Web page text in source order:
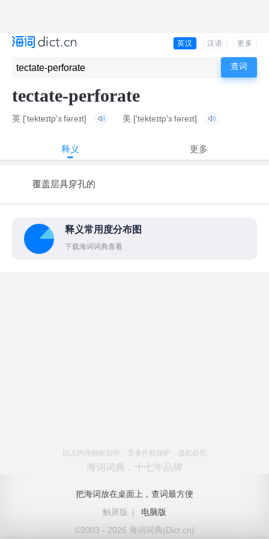
英汉 汉语 更多
tectate-perforate
英 ['tekteɪtp'ɜːfəreɪt] 美 ['tekteɪtp'ɜːfəreɪt]
释义 更多
覆盖层具穿孔的
释义常用度分布图
下载海词词典查看
以上内容独家创作，受著作权保护，侵权必究
海词词典，十七年品牌
把海词放在桌面上，查词最方便
触屏版
|
电脑版
©2003 - 2026 海词词典(Dict.cn)